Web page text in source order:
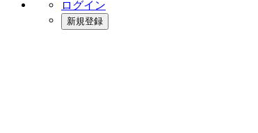
ログイン
新規登録